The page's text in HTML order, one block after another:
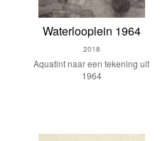
Waterlooplein 1964
2018
Aquatint naar een tekening uit
1964